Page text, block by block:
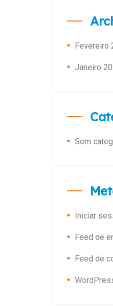
Fevereiro
Janeiro
Sem
Iniciar
Feed de
Feed de